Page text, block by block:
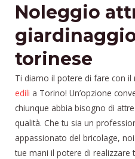
Noleggio
torinese
Ti diamo il potere di fare con
edili a Torino! Un’opzione
chiunque abbia bisogno di
qualità. Che tu sia un
appassionato del bricolage,
tue mani il potere di realizzare